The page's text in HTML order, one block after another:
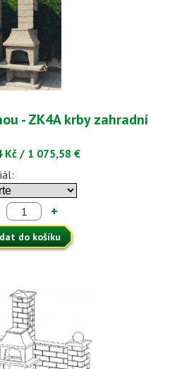
- ZK4A krby zahradní
Kč/ 1 075,58 €
+
do košíku